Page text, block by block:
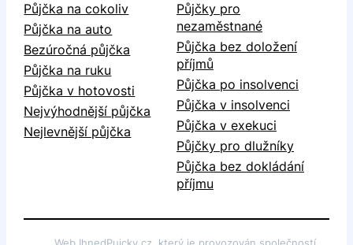
Půjčka na cokoliv
Půjčka na auto
Bezúročná půjčka
Půjčka na ruku
Půjčka v hotovosti
Nejvýhodnější půjčka
Nejlevnější půjčka
Půjčky pro
nezaměstnané
Půjčka bez doložení
příjmů
Půjčka po insolvenci
Půjčka v insolvenci
Půjčka v exekuci
Půjčky pro dlužníky
Půjčka bez dokládání
příjmu